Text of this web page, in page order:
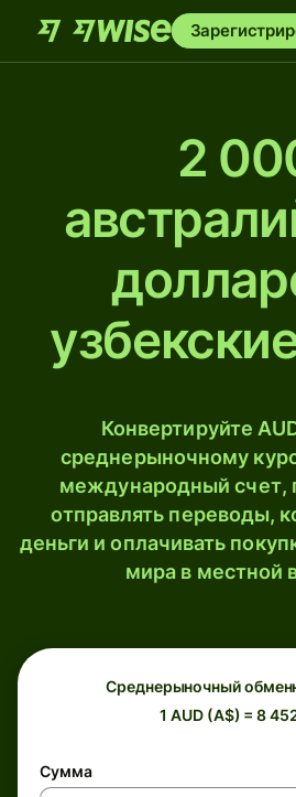
2
Конвертируйте
среднерыночному
международный счет,
отправлять переводы,
деньги и оплачивать
мира в местной
Среднерыночный
1 AUD (A$) = 8
Сумма